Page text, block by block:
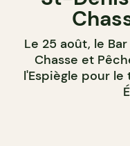
Le 25 août, le
Chasse et
l'Espiègle pour